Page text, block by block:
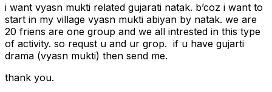
i want vyasn mukti related gujarati natak. b’coz i want to
start in my village vyasn mukti abiyan by natak. we are
20 friens are one group and we all intrested in this type
of activity. so requst u and ur grop. if u have gujarti
drama (vyasn mukti) then send me.
thank you.